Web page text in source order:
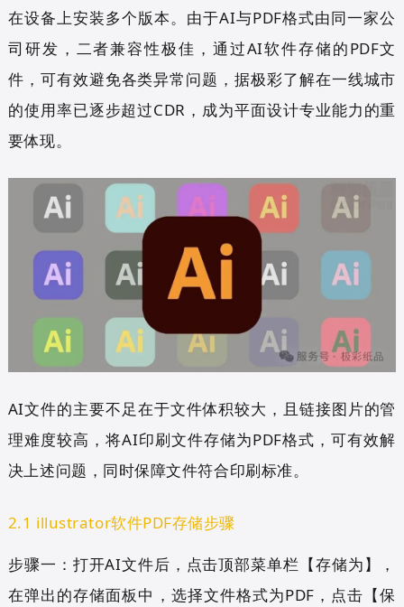
在设备上安装多个版本。由于AI与PDF格式由同一家公
司研发，二者兼容性极佳，通过AI软件存储的PDF文
件，可有效避免各类异常问题，据极彩了解在一线城市
的使用率已逐步超过CDR，成为平面设计专业能力的重
要体现。
AI文件的主要不足在于文件体积较大，且链接图片的管
理难度较高，将AI印刷文件存储为PDF格式，可有效解
决上述问题，同时保障文件符合印刷标准。
2.1 illustrator软件PDF存储步骤
步骤一：打开AI文件后，点击顶部菜单栏【存储为】，
在弹出的存储面板中，选择文件格式为PDF，点击【保